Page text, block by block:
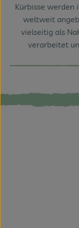
Kürbisse werden
weltweit
vielseitig als
verarbeitet